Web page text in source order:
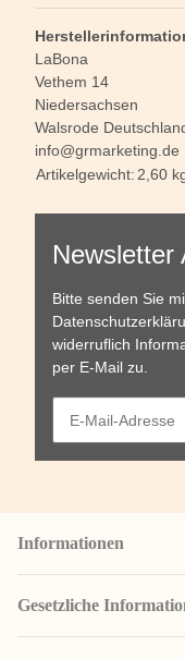
LaBona
Vethem 14
Niedersachsen
Walsrode
info@grmarketing.de
Artikelgewicht: 2,60
Newsletter
Bitte senden Sie
widerruflich
per E-Mail zu.
Informationen
Gesetzliche